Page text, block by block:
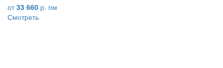
от33 660 р. пм
Смотреть